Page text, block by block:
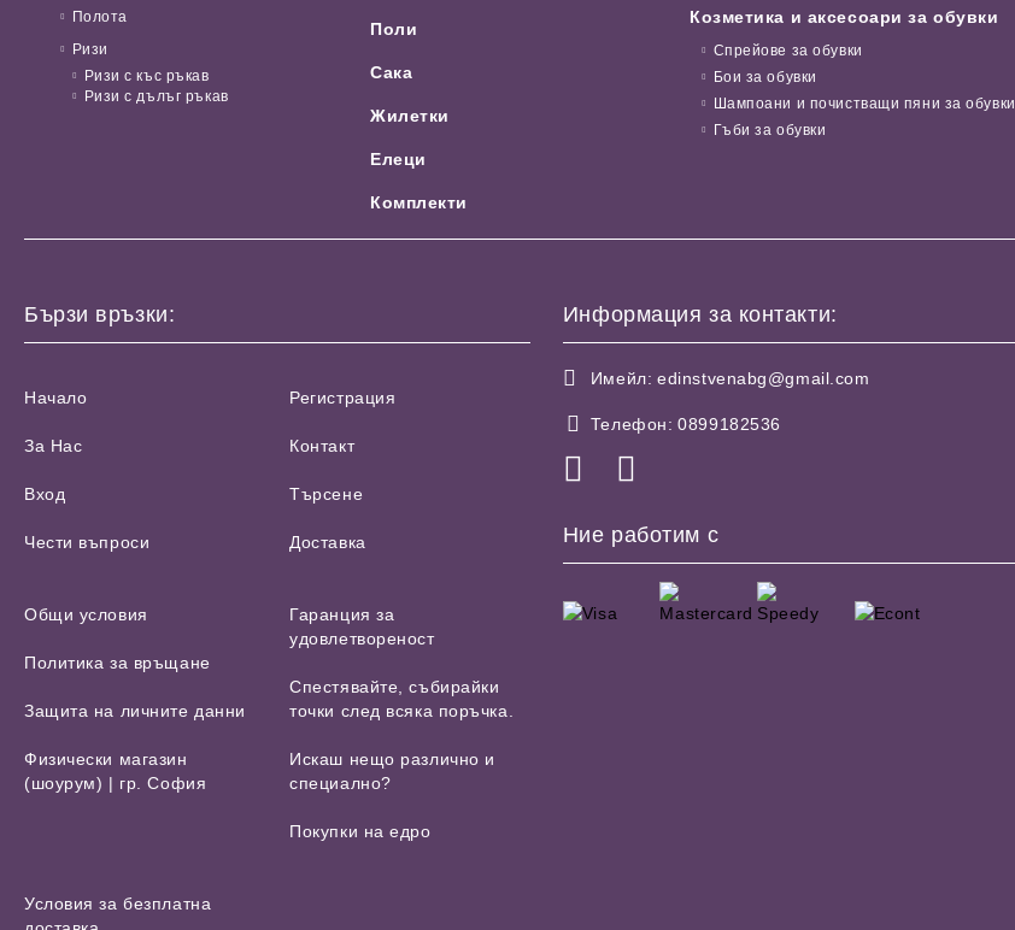
Полота
Ризи
Ризи с къс ръкав
Ризи с дълъг ръкав
Поли
Сака
Жилетки
Елеци
Комплекти
Козметика и аксесоари за обувки
Спрейове за обувки
Бои за обувки
Шампоани и почистващи пяни за обувки
Гъби за обувки
Бързи връзки:
Начало
За Нас
Вход
Чести въпроси
Регистрация
Контакт
Търсене
Доставка
Общи условия
Политика за връщане
Защита на личните данни
Физически магазин
(шоурум) | гр. София
Гаранция за
удовлетвореност
Спестявайте, събирайки
точки след всяка поръчка.
Искаш нещо различно и
специално?
Покупки на едро
Условия за безплатна
Информация за контакти:
Имейл: edinstvenabg@gmail.com
Телефон: 0899182536
Ние работим с